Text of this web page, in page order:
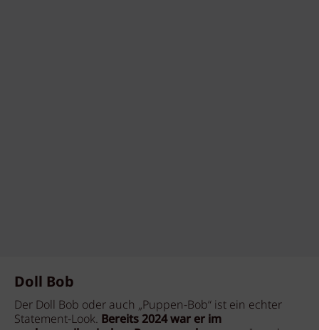
Doll Bob
Der Doll Bob oder auch „Puppen-Bob“ ist ein echter
Statement-Look. Bereits 2024 war er im